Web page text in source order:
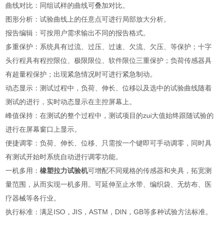
曲线对比：同组试样的曲线可叠加对比。
图形分析：试验曲线上的任意点可进行局部放大分析。
报告编辑：可按用户需求输出不同的报告格式。
多重保护：系统具有过流、过压、过速、欠流、欠压、等保护；十字
头行程具有程控限位、极限限位、软件限位三重保护；负荷传感器具
有超量程保护；出现紧急情况时可进行紧急制动。
动态显示：测试过程中，负荷、伸长、位移以及选中的试验曲线随着
测试的进行，实时动态显示在主控屏幕上。
峰值保持：在测试的整个过程中，测试项目的zui大值始终跟随试验的
进行在屏幕窗口上显示。
便捷调零：负荷、伸长、位移、只需按一个键即可手动调零，同时具
有测试开始时系统自动进行调零功能。
一机多用：橡塑拉力试验机可增配不同规格的传感器和夹具，拓宽测
量范围，从而实现一机多用。可延伸至止水带、编织袋、无纺布、医
疗器械等各行业。
执行标准：满足ISO，JIS，ASTM，DIN，GB等多种试验方法标准。